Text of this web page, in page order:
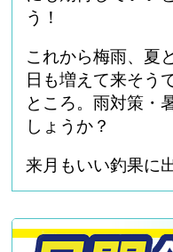
う！
これから梅雨、夏
日も増えて来そう
ところ。雨対策・
しょうか？
来月もいい釣果に